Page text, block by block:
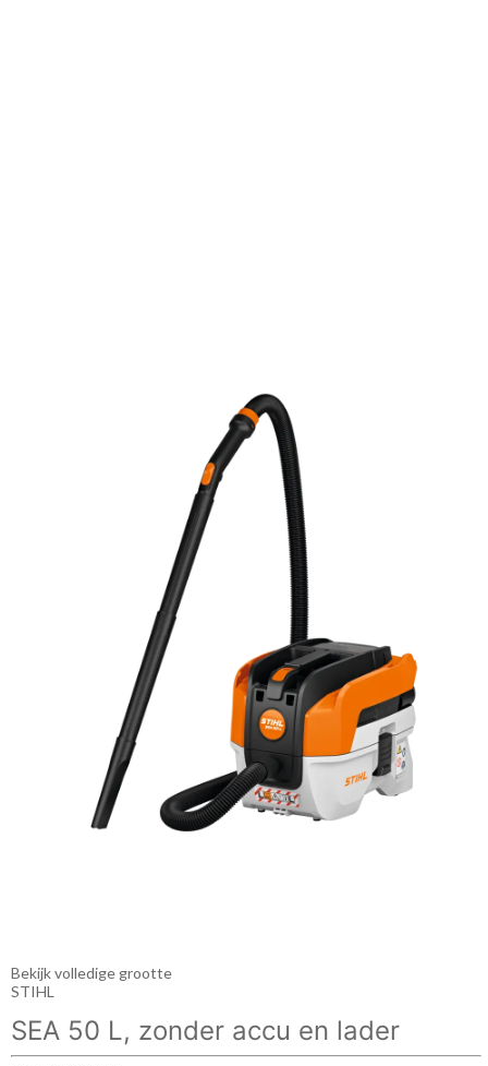
Bekijk volledige grootte
STIHL
SEA 50 L, zonder accu en lader